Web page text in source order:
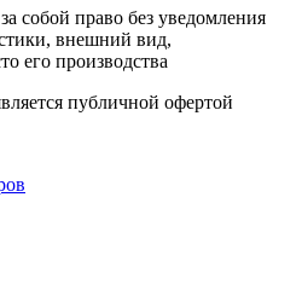
собой право без уведомления
внешний вид,
его производства
публичной офертой